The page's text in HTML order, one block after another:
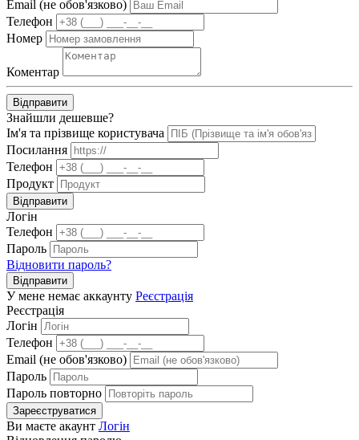
Email (не обов'язково)
Телефон
Номер
Коментар
Відправити
Знайшли дешевше?
Ім'я та прізвище користувача
Посилання
Телефон
Продукт
Відправити
Логін
Телефон
Пароль
Відновити пароль?
Відправити
У мене немає аккаунту Реєстрація
Реєстрація
Логін
Телефон
Email (не обов'язково)
Пароль
Пароль повторно
Зареєструватися
Ви маєте акаунт Логін